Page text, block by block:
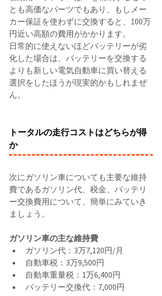
とも高価なパーツでもあり、もしメー
カー保証を使わずに交換すると、100万
円近い高額の費用がかかります。
日常的に使えないほどバッテリーが劣
化した場合は、バッテリーを交換する
よりも新しい電気自動車に買い替える
選択をしたほうが現実的かもしれまぜ
ん。
トータルの走行コストはどちらが得
か
次にガソリン車についても主要な維持
費であるガソリン代、税金、バッテリ
ー交換費用について、簡単にみていき
ましょう。
ガソリン車の主な維持費
ガソリン代：3万7,120円/月
自動車税：3万9,500円
自動車重量税：1万6,400円
バッテリー交換代：7,000円